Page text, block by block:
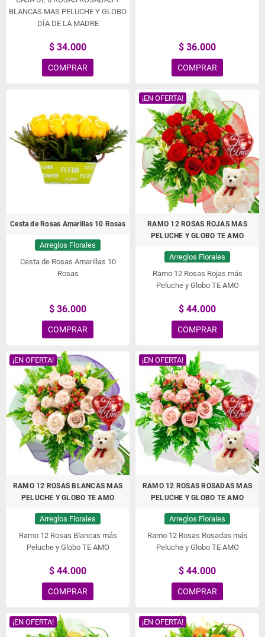
BLANCAS MAS PELUCHE Y GLOBO
DÍA DE LA MADRE
$ 34.000
COMPRAR
$ 36.000
COMPRAR
Cesta de Rosas Amarillas 10 Rosas
Arreglos Florales
Cesta de Rosas Amarillas 10
Rosas
$ 36.000
COMPRAR
¡EN OFERTA!
RAMO 12 ROSAS ROJAS MAS
PELUCHE Y GLOBO TE AMO
Arreglos Florales
Ramo 12 Rosas Rojas más
Peluche y Globo TE AMO
$ 44.000
COMPRAR
¡EN OFERTA!
RAMO 12 ROSAS BLANCAS MAS
PELUCHE Y GLOBO TE AMO
Arreglos Florales
Ramo 12 Rosas Blancas más
Peluche y Globo TE AMO
$ 44.000
COMPRAR
¡EN OFERTA!
RAMO 12 ROSAS ROSADAS MAS
PELUCHE Y GLOBO TE AMO
Arreglos Florales
Ramo 12 Rosas Rosadas más
Peluche y Globo TE AMO
$ 44.000
COMPRAR
¡EN OFERTA! ¡EN OFERTA!